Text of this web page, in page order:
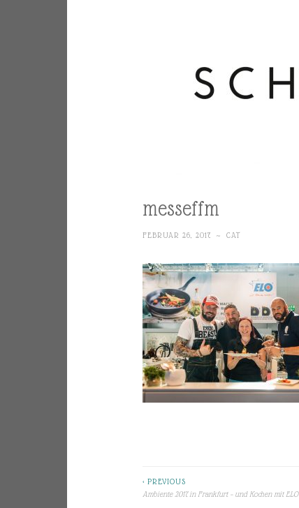
messeffm
FEBRUAR 26, 2017 ~ CAT
Beitragsnavigation
< PREVIOUS
Ambiente 2017 in Frankfurt – und Kochen mit ELO